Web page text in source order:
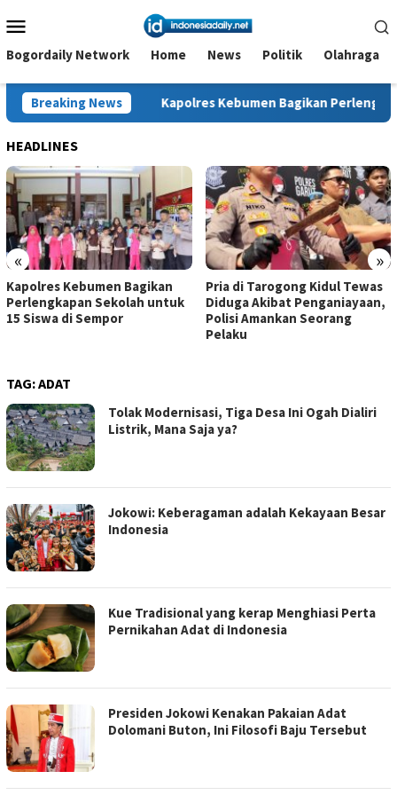
ke
kontenMobile
Bogordaily Network Home News Politik Olahraga
Breaking NewsKapolres Kebumen Bagikan Perlengkapan
HEADLINES
« »
Kapolres Kebumen Bagikan
Perlengkapan Sekolah untuk
15 Siswa di Sempor
Pria di Tarogong Kidul Tewas
Diduga Akibat Penganiayaan,
Polisi Amankan Seorang
Pelaku
TAG:ADAT
Tolak Modernisasi, Tiga Desa Ini Ogah Dialiri
Listrik, Mana Saja ya?
Jokowi: Keberagaman adalah Kekayaan Besar
Indonesia
Kue Tradisional yang kerap Menghiasi Perta
Pernikahan Adat di Indonesia
Presiden Jokowi Kenakan Pakaian Adat
Dolomani Buton, Ini Filosofi Baju Tersebut